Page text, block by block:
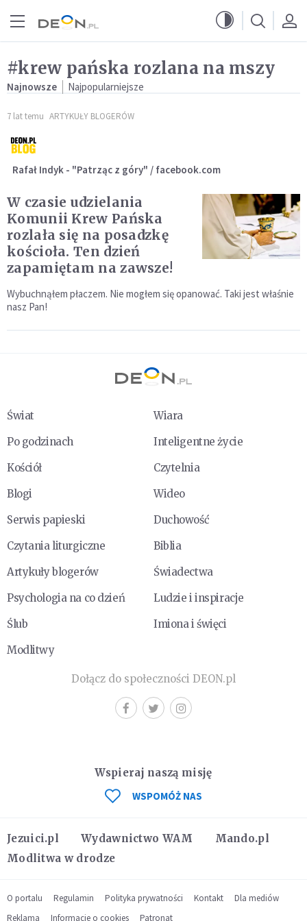
#krew pańska rozlana na mszy
Najnowsze Najpopularniejsze
7 lat temu ARTYKUŁY BLOGERÓW
Rafał Indyk - "Patrząc z góry" / facebook.com
W czasie udzielania
Komunii Krew Pańska
rozlała się na posadzkę
kościoła. Ten dzień
zapamiętam na zawsze!
Wybuchnąłem płaczem. Nie mogłem się opanować. Taki jest właśnie
nasz Pan!
Świat
Wiara
Po godzinach
Inteligentne życie
Kościół
Czytelnia
Blogi
Wideo
Serwis papieski
Duchowość
Czytania liturgiczne
Biblia
Artykuły blogerów
Świadectwa
Psychologia na co dzień
Ludzie i inspiracje
Ślub
Imiona i święci
Modlitwy
Dołącz do społeczności DEON.pl
Jezuici.pl Wydawnictwo WAM
Mando.pl
Modlitwa w drodze
Wspieraj naszą misję
WSPOMÓŻ NAS
O portalu Regulamin Polityka prywatności Kontakt
Dla mediów
Reklama
Informacje o cookies Patronat